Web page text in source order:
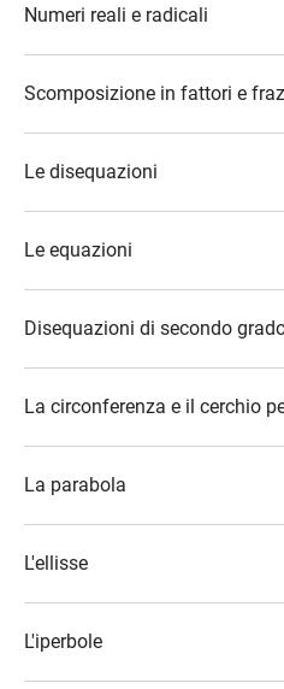
Numeri reali e radicali
Scomposizione in fattori e
Le disequazioni
Le equazioni
Disequazioni di secondo
La circonferenza e il cerchio
La parabola
L'ellisse
L'iperbole